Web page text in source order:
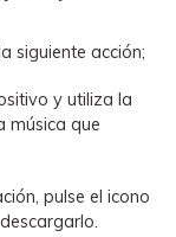
siguiente acción;
y utiliza la
música que
pulse el icono